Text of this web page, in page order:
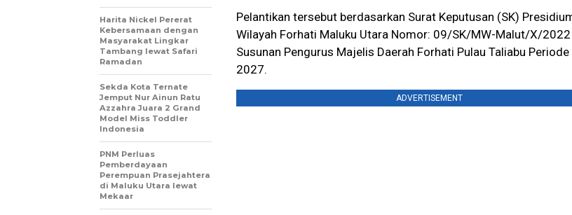
Pelantikan tersebut berdasarkan Surat Keputusan (SK)
Wilayah Forhati Maluku Utara Nomor: 09/SK/MW-Malut/X/
Susunan Pengurus Majelis Daerah Forhati Pulau Taliabu
2027.
ADVERTISEMENT
Harita Nickel Pererat
Kebersamaan dengan
Masyarakat Lingkar
Tambang lewat Safari
Ramadan
Sekda Kota Ternate
Jemput Nur Ainun Ratu
Azzahra Juara 2 Grand
Model Miss Toddler
Indonesia
PNM Perluas
Pemberdayaan
Perempuan Prasejahtera
di Maluku Utara lewat
Mekaar